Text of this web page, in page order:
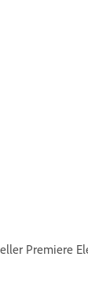
Premiere